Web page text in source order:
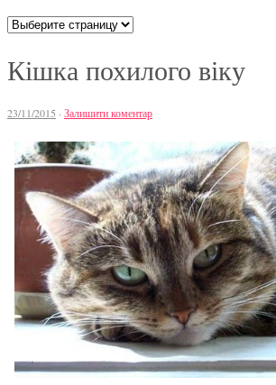
Кішка похилого віку
23/11/2015 · Залишити коментар